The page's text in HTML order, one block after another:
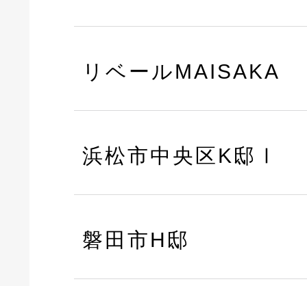
リベールMAISAKA
浜松市中央区K邸Ⅰ
磐田市H邸